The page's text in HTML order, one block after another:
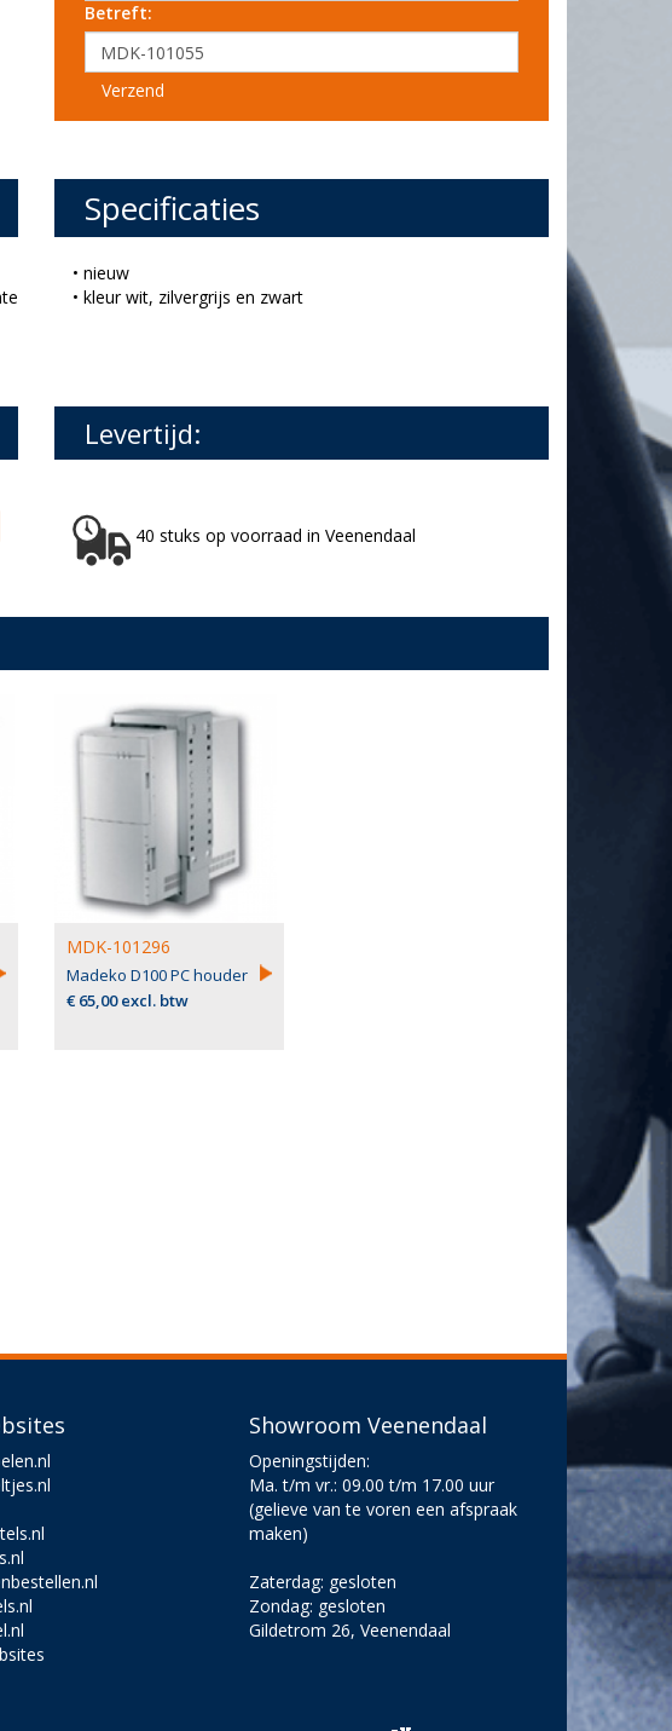
Betreft:
Verzend
Specificaties
• nieuw
• kleur wit, zilvergrijs en zwart
Levertijd:
40 stuks op voorraad in Veenendaal
MDK-101296
Madeko D100 PC houder
€ 65,00 excl. btw
Showroom Veenendaal
Openingstijden:
Ma. t/m vr.: 09.00 t/m 17.00 uur
(gelieve van te voren een afspraak
maken)
Zaterdag: gesloten
Zondag: gesloten
Gildetrom 26, Veenendaal